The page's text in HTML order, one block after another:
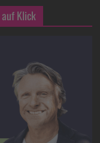
auf Klick